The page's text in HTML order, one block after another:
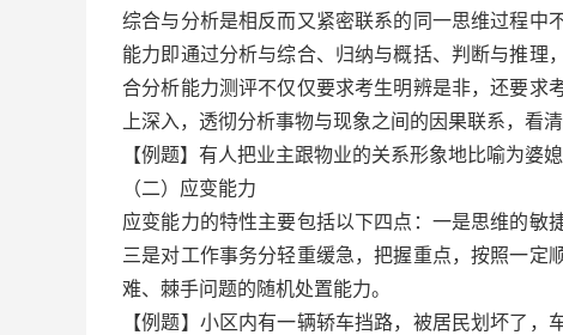
综合与分析是相反而又紧密联系的同一思维过程中
能力即通过分析与综合、归纳与概括、判断与推理
合分析能力测评不仅仅要求考生明辨是非，还要求
上深入，透彻分析事物与现象之间的因果联系，看
【例题】有人把业主跟物业的关系形象地比喻为婆
（二）应变能力
应变能力的特性主要包括以下四点：一是思维的敏
三是对工作事务分轻重缓急，把握重点，按照一
难、棘手问题的随机处置能力。
【例题】小区内有一辆轿车挡路，被居民划坏了